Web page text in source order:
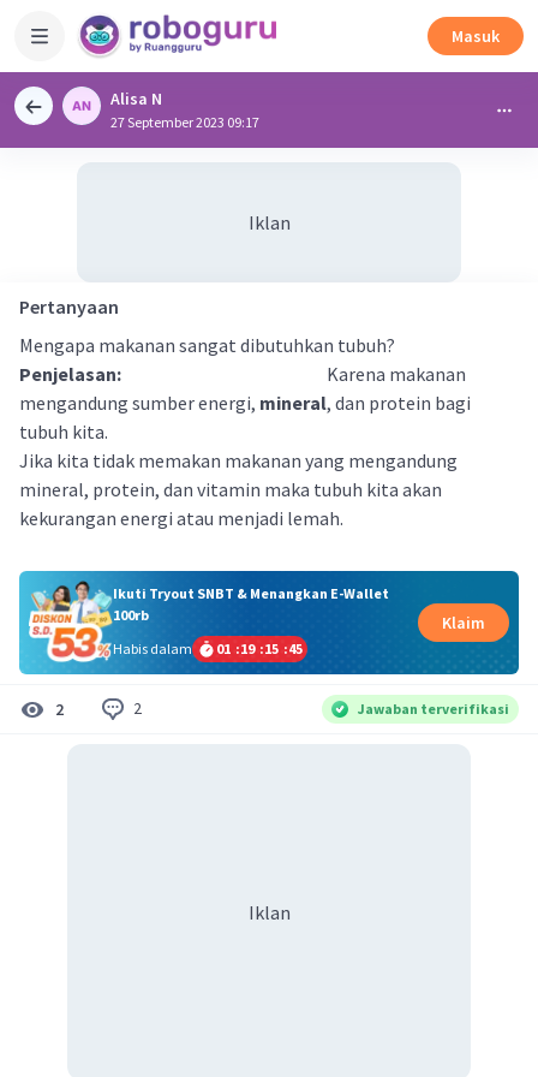
Masuk
Alisa N
27 September 2023 09:17
Iklan
Pertanyaan
Mengapa makanan sangat dibutuhkan tubuh?
Penjelasan: Karena makanan
mengandung sumber energi, mineral, dan protein bagi
tubuh kita.
Jika kita tidak memakan makanan yang mengandung
mineral, protein, dan vitamin maka tubuh kita akan
kekurangan energi atau menjadi lemah.
Ikuti Tryout SNBT & Menangkan E-Wallet
100rb
Habis dalam
01 :19 :15 :45
Klaim
2 2 Jawaban terverifikasi
Iklan